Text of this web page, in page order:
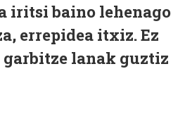
iritsi baino lehenago
errepidea itxiz. Ez
lanak guztiz